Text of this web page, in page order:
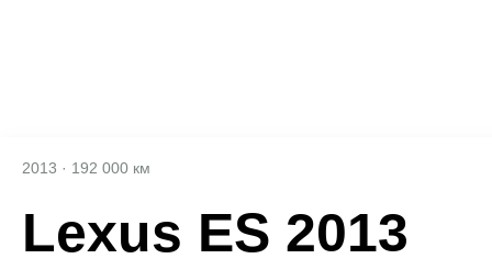
2013 · 192 000 км
Lexus ES 2013